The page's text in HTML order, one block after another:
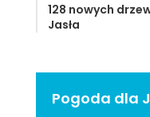
128 nowych
Jasła
Pogoda dla